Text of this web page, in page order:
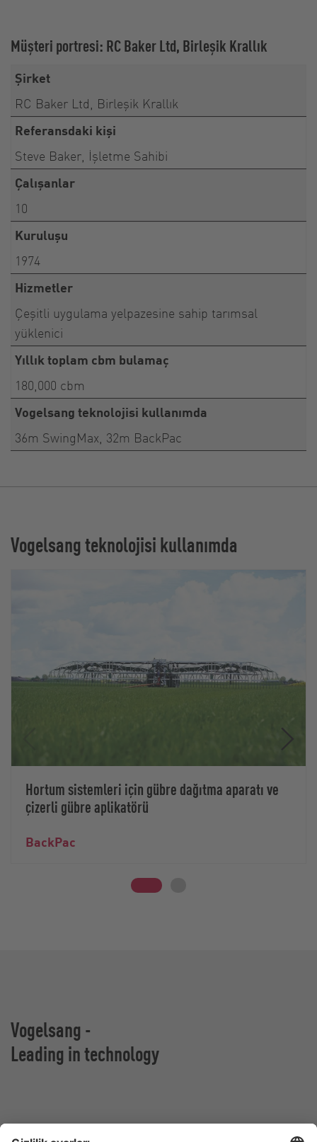
Müşteri portresi: RC Baker Ltd, Birleşik Krallık
Şirket
RC Baker Ltd, Birleşik Krallık
Referansdaki kişi
Steve Baker, İşletme Sahibi
Çalışanlar
10
Kuruluşu
1974
Hizmetler
Çeşitli uygulama yelpazesine sahip tarımsal
yüklenici
Yıllık toplam cbm bulamaç
180,000 cbm
Vogelsang teknolojisi kullanımda
36m SwingMax, 32m BackPac
Vogelsang teknolojisi kullanımda
Hortum sistemleri için gübre dağıtma aparatı ve
çizerli gübre aplikatörü
BackPac
Vogelsang -
Leading in technology